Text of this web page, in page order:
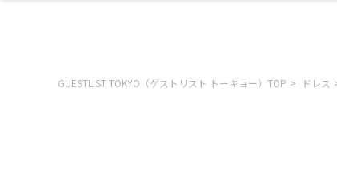
GUESTLIST TOKYO（ゲストリスト トーキョー）TOP ドレス